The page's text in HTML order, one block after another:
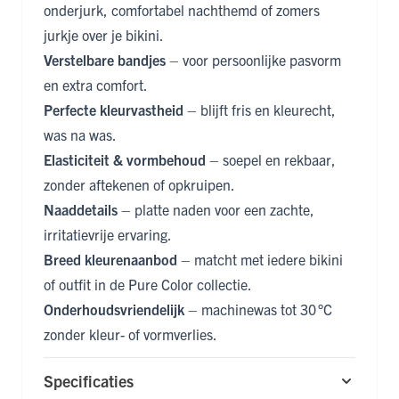
onderjurk, comfortabel nachthemd of zomers
jurkje over je bikini.
Verstelbare bandjes – voor persoonlijke pasvorm
en extra comfort.
Perfecte kleurvastheid – blijft fris en kleurecht,
was na was.
Elasticiteit & vormbehoud – soepel en rekbaar,
zonder aftekenen of opkruipen.
Naaddetails – platte naden voor een zachte,
irritatievrije ervaring.
Breed kleurenaanbod – matcht met iedere bikini
of outfit in de Pure Color collectie.
Onderhoudsvriendelijk – machinewas tot 30 °C
zonder kleur- of vormverlies.
Specificaties